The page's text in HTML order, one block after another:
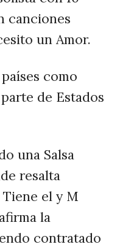
canciones
un Amor.
como
de Estados
una Salsa
resalta
el y M
la
contratado